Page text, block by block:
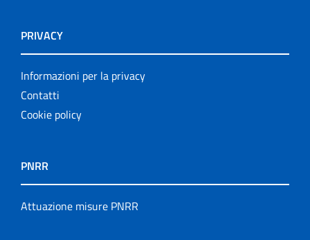
PRIVACY
Informazioni per la privacy
Contatti
Cookie policy
PNRR
Attuazione misure PNRR